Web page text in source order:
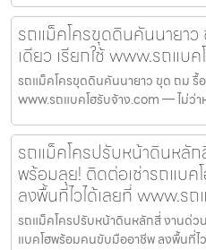
รถแม็คโครขุดดินคันนายา
เดียว เรียกใช้ www.รถแบ
รถแม็คโครขุดดินคันนายาว ขุด ถม รื้อ
www.รถแบคโฮรับจ้าง.com — ไม่ว่
รถแม็คโครปรับหน้าดินหลัก
พร้อมลุย! ติดต่อเช่ารถแบ
ลงพื้นที่ไวได้เลยที่ www.ร
รถแม็คโครปรับหน้าดินหลักสี่ งานด่ว
แบคโฮพร้อมคนขับมืออาชีพ ลงพื้นที่ไ